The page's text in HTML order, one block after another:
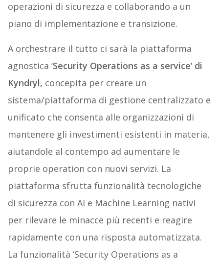
operazioni di sicurezza e collaborando a un
piano di implementazione e transizione.
A orchestrare il tutto ci sarà la piattaforma
agnostica ‘Security Operations as a service’ di
Kyndryl, concepita per creare un
sistema/piattaforma di gestione centralizzato e
unificato che consenta alle organizzazioni di
mantenere gli investimenti esistenti in materia,
aiutandole al contempo ad aumentare le
proprie operation con nuovi servizi. La
piattaforma sfrutta funzionalità tecnologiche
di sicurezza con AI e Machine Learning nativi
per rilevare le minacce più recenti e reagire
rapidamente con una risposta automatizzata.
La funzionalità ‘Security Operations as a